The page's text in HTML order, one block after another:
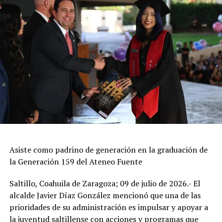
diseñadas para despertar la imaginación, fortalecer las
habilidades lectoras y promover valores como el
respeto, la creatividad, la inclusión y el trabajo en
equipo.
La edición 2026 contempla los siguientes talleres:
ADVERTISEMENT
Fútbol, el juego que todos juegan.
Asiste como padrino de generación en la graduación de
la Generación 159 del Ateneo Fuente
Saltillo, Coahuila de Zaragoza; 09 de julio de 2026.- El
alcalde Javier Díaz González mencionó que una de las
prioridades de su administración es impulsar y apoyar a
la juventud saltillense con acciones y programas que